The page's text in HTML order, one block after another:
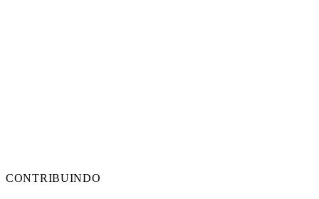
CONTRIBUINDO